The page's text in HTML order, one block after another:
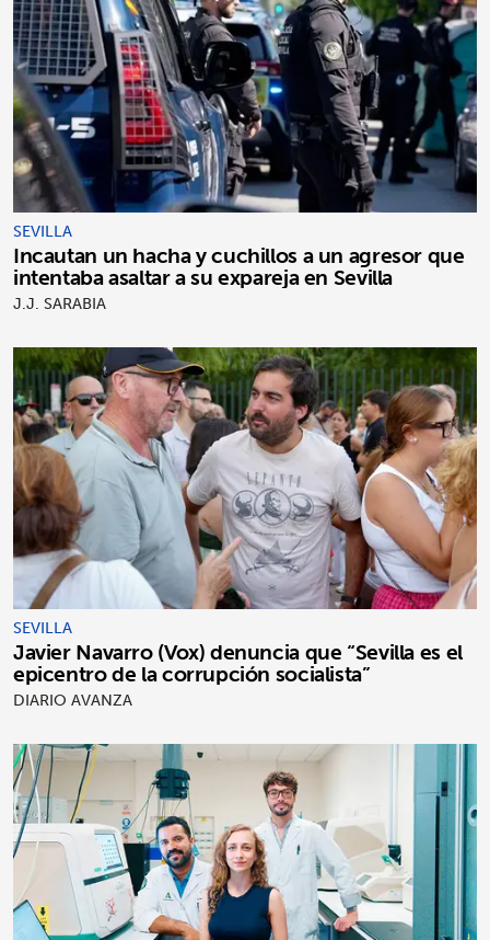
SEVILLA
Incautan un hacha y cuchillos a un agresor que
intentaba asaltar a su expareja en Sevilla
J.J. SARABIA
SEVILLA
Javier Navarro (Vox) denuncia que “Sevilla es el
epicentro de la corrupción socialista”
DIARIO AVANZA